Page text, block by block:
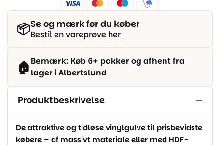
📦Se og mærk før du køber
Bestil en vareprøve her
🏠 Bemærk: Køb 6+ pakker og afhent fra
lager i Albertslund
Produktbeskrivelse
De attraktive og tidløse vinylgulve til prisbevidste
købere – af massivt materiale eller med HDF-